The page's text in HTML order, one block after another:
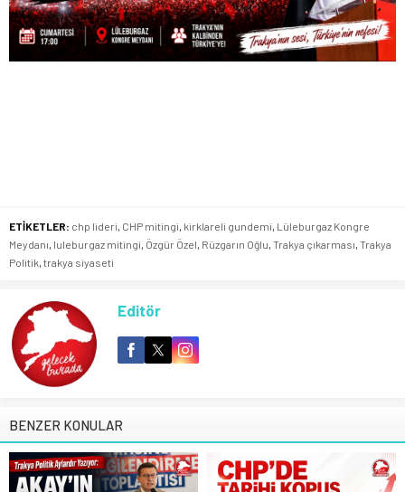
ETİKETLER: chp lideri CHP mitingi kirklareli gundemi Lüleburgaz Kongre
Meydanı luleburgaz mitingi Özgür Özel Rüzgarın Oğlu Trakya çıkarması Trakya
Politik trakya siyaseti
Editör
BENZER KONULAR